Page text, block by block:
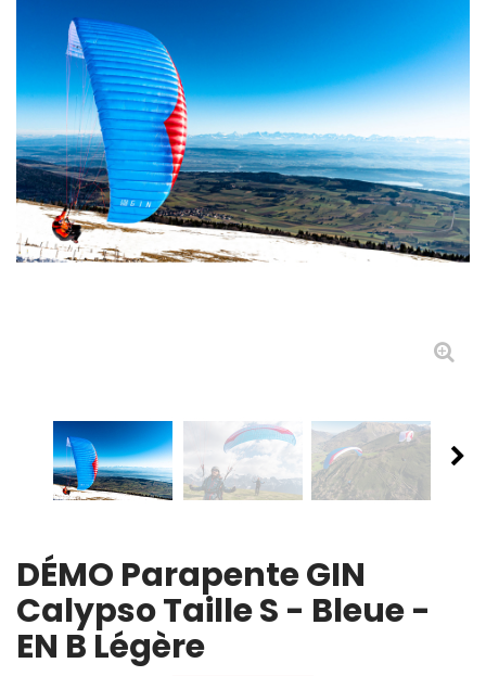
OCCASIONS Parc École
PROMOTIONS
DÉMO Parapente GIN
Calypso Taille S - Bleue -
EN B Légère